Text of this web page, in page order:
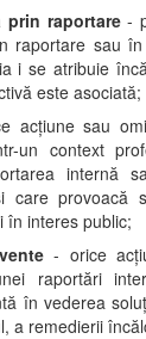
prin raportare-
raportare sau
i se atribuie
este asociată;
acţiune sau
un context
internă
care provoacă
în interes public;
- orice
raportări
în vederea
a remedierii